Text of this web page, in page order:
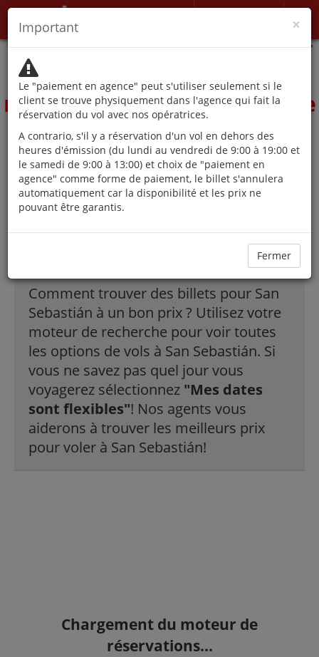
Les autorités déconseillent
les voyages, sauf pour des
raisons qui ne peuvent être
différées.
Les meilleures
offres de vols à
Comment trouver des billets pour San
Sebastián à un bon prix ? Utilisez votre
moteur de recherche pour voir toutes
les options de vols à San Sebastián. Si
vous ne savez pas quel jour vous
voyagerez sélectionnez "Mes dates
sont flexibles"! Nos agents vous
aiderons à trouver les meilleurs prix
pour voler à San Sebastián!
Chargement du moteur de
réservations...
×
Important
Le "paiement en agence" peut s'utiliser seulement si le
client se trouve physiquement dans l'agence qui fait la
réservation du vol avec nos opératrices.
A contrario, s'il y a réservation d'un vol en dehors des
heures d'émission (du lundi au vendredi de 9:00 à 19:00 et
le samedi de 9:00 à 13:00) et choix de "paiement en
agence" comme forme de paiement, le billet s'annulera
automatiquement car la disponibilité et les prix ne
pouvant être garantis.
Fermer